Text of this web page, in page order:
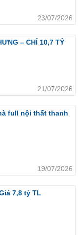
23/07/2026
– CHỈ 10,7 TỶ
21/07/2026
full nội thất thanh
19/07/2026
7,8 tỷ TL